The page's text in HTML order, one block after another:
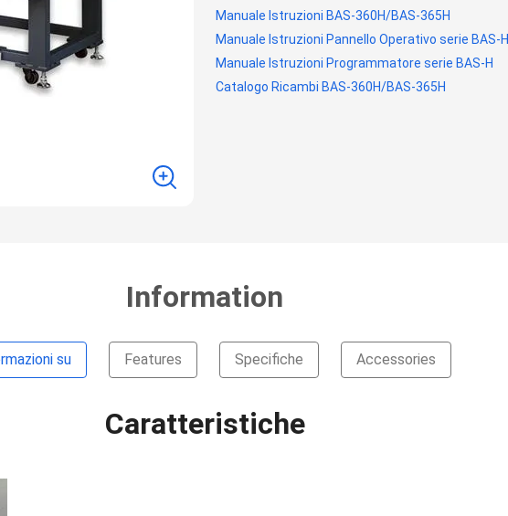
Manuale Istruzioni BAS-360H/BAS-365H
Manuale Istruzioni Pannello Operativo serie BAS-H
Manuale Istruzioni Programmatore serie BAS-H
Catalogo Ricambi BAS-360H/BAS-365H
Information
su Features Specifiche Accessories
Caratteristiche